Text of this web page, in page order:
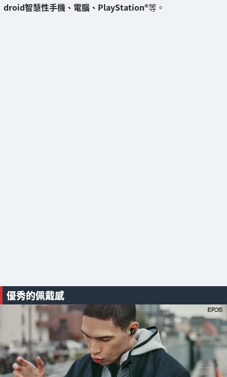
droid智慧性手機、電腦、PlayStation®等。
優秀的佩戴感